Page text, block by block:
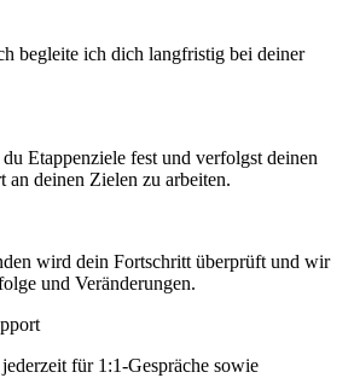
begleite ich dich langfristig bei deiner
Etappenziele fest und verfolgst deinen
deinen Zielen zu arbeiten.
wird dein Fortschritt überprüft und wir
und Veränderungen.
für 1:1-Gespräche sowie